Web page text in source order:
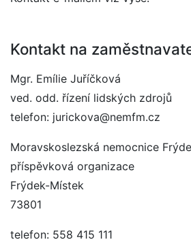
Kontakt na
Mgr. Emílie Juříčková
ved. odd. řízení lidských zdrojů
telefon: jurickova@nemfm.cz
Moravskoslezská nemocnice
příspěvková organizace
Frýdek-Místek
73801
telefon: 558 415 111